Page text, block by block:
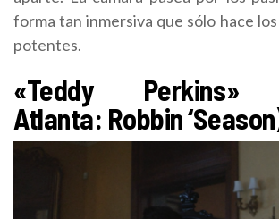
forma tan inmersiva que sólo hace
potentes.
«Teddy Perkins»
Atlanta: Robbin